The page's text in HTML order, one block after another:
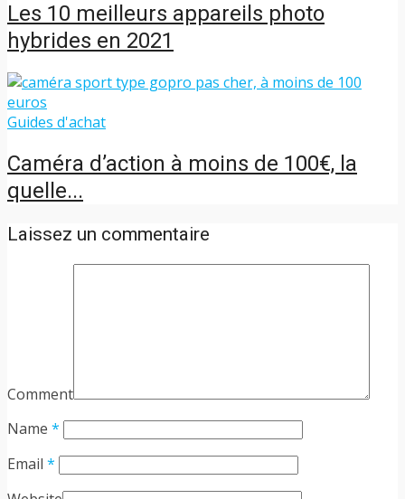
Les 10 meilleurs appareils photo
hybrides en 2021
Guides d'achat
Caméra d’action à moins de 100€, la
quelle...
Laissez un commentaire
Comment
Name *
Email *